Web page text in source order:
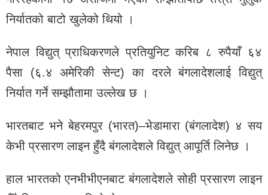
निर्यातको बाटो खुलेको थियो ।
नेपाल विद्युत् प्राधिकरणले प्रतियुनिट करिब ८ रुपैयाँ ६४
पैसा (६.४ अमेरिकी सेन्ट) का दरले बंगलादेशलाई विद्युत्
निर्यात गर्ने सम्झौतामा उल्लेख छ ।
भारतबाट भने बेहरमपुर (भारत)–भेडामारा (बंगलादेश) ४ सय
केभी प्रसारण लाइन हुँदै बंगलादेशले विद्युत् आपूर्ति लिनेछ ।
हाल भारतको एनभीभीएनबाट बंगलादेशले सोही प्रसारण लाइन